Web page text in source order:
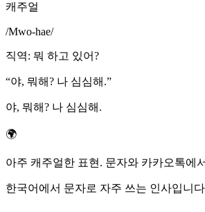
캐주얼
/Mwo-hae/
직역: 뭐 하고 있어?
“야, 뭐해? 나 심심해.”
야, 뭐해? 나 심심해.
🌍
아주 캐주얼한 표현. 문자와 카카오톡에
한국어에서 문자로 자주 쓰는 인사입니